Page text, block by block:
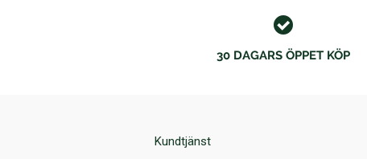
30 DAGARS ÖPPET KÖP
Kundtjänst